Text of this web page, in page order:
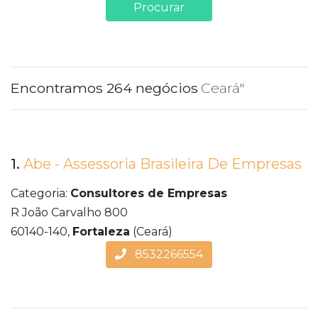
Procurar
Encontramos 264 negócios Ceará"
1. Abe - Assessoria Brasileira De Empresas
Categoria: Consultores de Empresas
R João Carvalho 800
60140-140, Fortaleza (Ceará)
8532266554